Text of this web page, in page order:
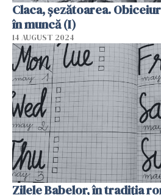
Claca, șezătoarea.
în muncă (I)
14 AUGUST 2024
Zilele Babelor, în tradiția